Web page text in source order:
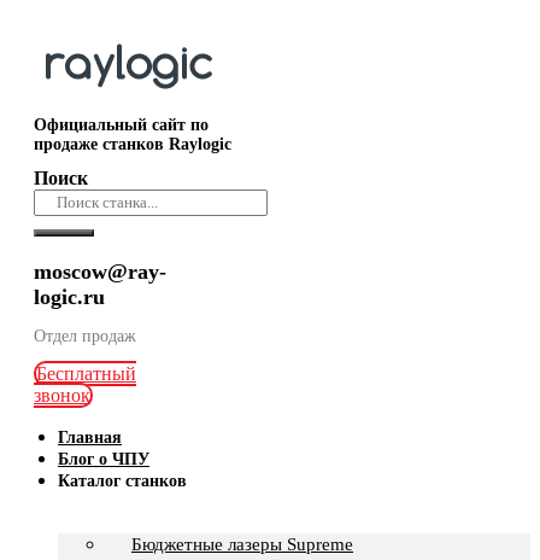
Официальный сайт по
продаже станков Raylogic
Поиск
moscow@ray-
logic.ru
Отдел продаж
Бесплатный
звонок
Главная
Блог о ЧПУ
Каталог станков
Бюджетные лазеры Supreme